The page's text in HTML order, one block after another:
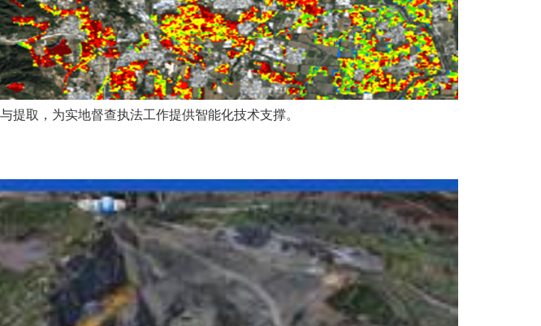
取，为实地督查执法工作提供智能化技术支撑。